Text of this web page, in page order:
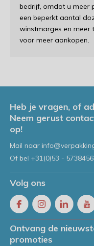
bedrijf, omdat u meer
een beperkt aantal
winstmarges en meer
voor meer aankopen.
Heb je vragen, of
Neem gerust
op!
Mail naar
Of bel +31(0)53 - 5738456
Volg ons
Ontvang de
promoties